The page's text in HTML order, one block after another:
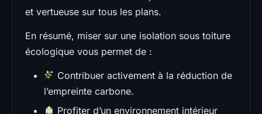
et vertueuse sur tous les plans.
En résumé, miser sur une isolation sous toiture
écologique vous permet de :
Contribuer activement à la réduction de
l’empreinte carbone.
Profiter d’un environnement intérieur